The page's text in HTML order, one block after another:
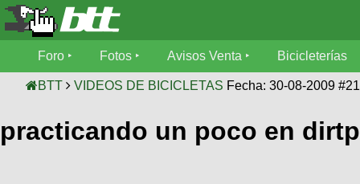
Foro
Foro
Mecánica
Fotos
SUBÍ
Avisos
Foro Fotos Avisos Venta Bicicleterías
BTT VIDEOS DE BICICLETAS Fecha: 30-08-2009
practicando un poco en